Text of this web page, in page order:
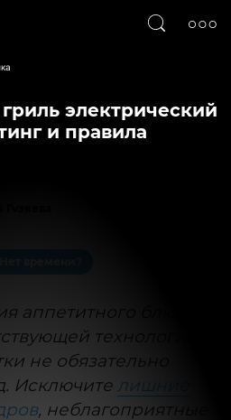
электрический
и правила
аппетитного блюда с
технологии
не обязательно
Исключите лишние
, неблагоприятные